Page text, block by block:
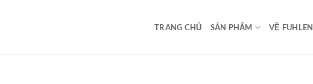
TRANG CHỦ SẢN PHẨM VỀ FUHLEN